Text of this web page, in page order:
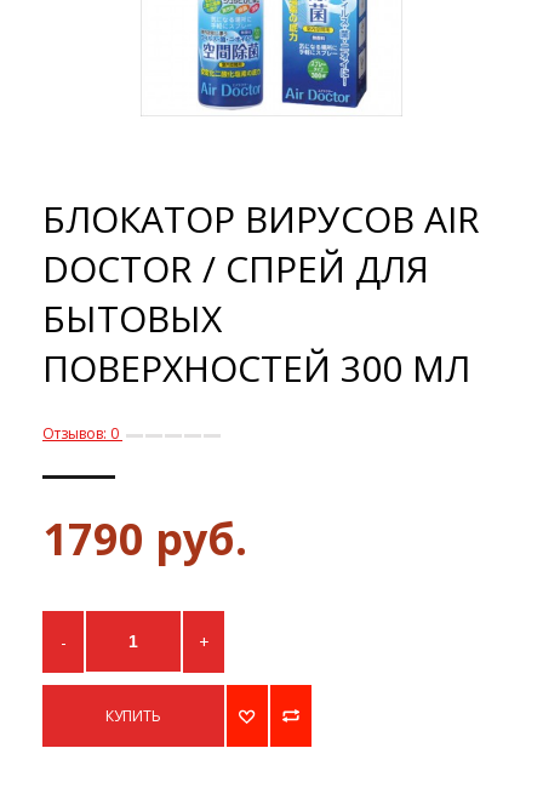
БЛОКАТОР ВИРУСОВ AIR
DOCTOR / СПРЕЙ ДЛЯ
БЫТОВЫХ
ПОВЕРХНОСТЕЙ 300 МЛ
Отзывов: 0
1790 руб.
- +
КУПИТЬ